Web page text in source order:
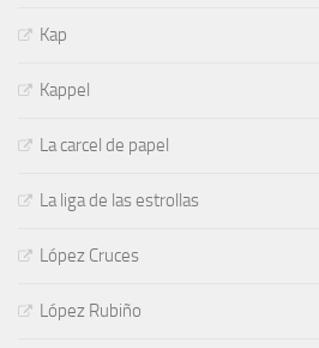
Kap
Kappel
La carcel de papel
La liga de las estrollas
López Cruces
López Rubiño